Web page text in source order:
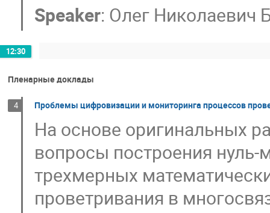
Speaker: Олег Николаевич
12:30
Пленарные доклады
4 Проблемы цифровизации и мониторинга процессов
На основе оригинальных
вопросы построения
трехмерных
проветривания в